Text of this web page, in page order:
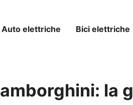
Auto elettriche Bici elettriche
la